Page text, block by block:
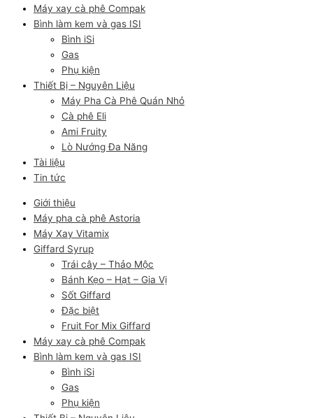
Máy xay cà phê Compak
Bình làm kem và gas ISI
Bình iSi
Gas
Phụ kiện
Thiết Bị – Nguyên Liệu
Máy Pha Cà Phê Quán Nhỏ
Cà phê Eli
Ami Fruity
Lò Nướng Đa Năng
Tài liệu
Tin tức
Giới thiệu
Máy pha cà phê Astoria
Máy Xay Vitamix
Giffard Syrup
Trái cây – Thảo Mộc
Bánh Kẹo – Hạt – Gia Vị
Sốt Giffard
Đặc biệt
Fruit For Mix Giffard
Máy xay cà phê Compak
Bình làm kem và gas ISI
Bình iSi
Gas
Phụ kiện